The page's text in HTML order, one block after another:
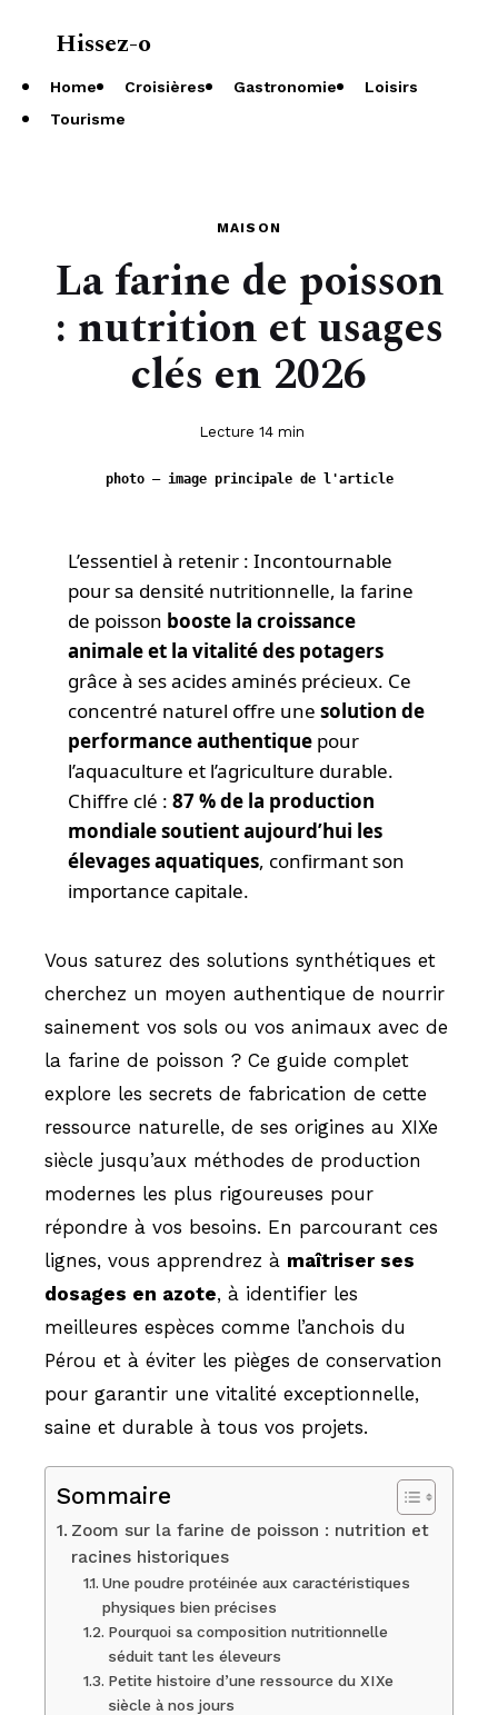
Hissez-o
Home Croisières Gastronomie
Loisirs
Tourisme
MAISON
La farine de poisson
: nutrition et usages
clés en 2026
Lecture 14 min
photo — image principale de l'article
L’essentiel à retenir : Incontournable
pour sa densité nutritionnelle, la farine
de poisson booste la croissance
animale et la vitalité des potagers
grâce à ses acides aminés précieux. Ce
concentré naturel offre unesolution de
performance authentique pour
l’aquaculture et l’agriculture durable.
Chiffre clé :87 % de la production
mondiale soutient aujourd’hui les
élevages aquatiques, confirmant son
importance capitale.
Vous saturez des solutions synthétiques et
cherchez un moyen authentique de nourrir
sainement vos sols ou vos animaux avec de
la farine de poisson ? Ce guide complet
explore les secrets de fabrication de cette
ressource naturelle, de ses origines au XIXe
siècle jusqu’aux méthodes de production
modernes les plus rigoureuses pour
répondre à vos besoins. En parcourant ces
lignes, vous apprendrez à maîtriser ses
dosages en azote, à identifier les
meilleures espèces comme l’anchois du
Pérou et à éviter les pièges de conservation
pour garantir une vitalité exceptionnelle,
saine et durable à tous vos projets.
Sommaire
Zoom sur la farine de poisson : nutrition et
racines historiques
Une poudre protéinée aux caractéristiques
physiques bien précises
Pourquoi sa composition nutritionnelle
séduit tant les éleveurs
Petite histoire d’une ressource du XIXe
siècle à nos jours